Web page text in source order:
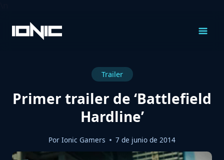
Contenido
Trailer
Primer trailer de ‘Battlefield
Hardline’
Por Ionic Gamers 7 de junio de 2014